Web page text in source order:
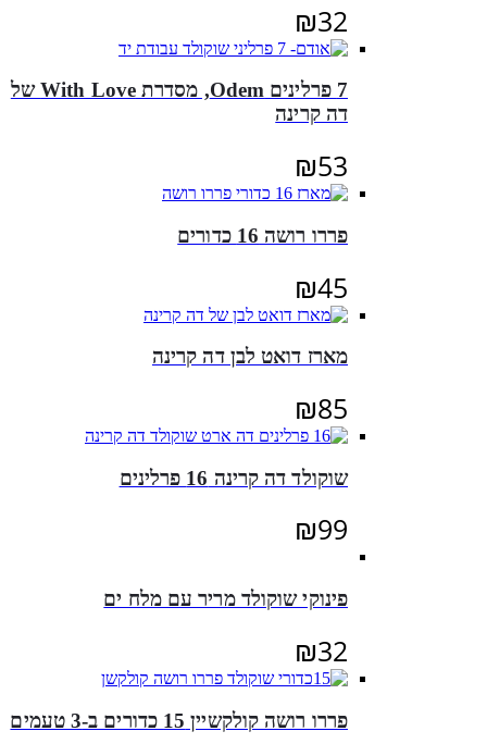
₪32
7 פרלינים Odem, מסדרת With Love של
דה קרינה
₪53
פררו רושה 16 כדורים
₪45
מארז דואט לבן דה קרינה
₪85
שוקולד דה קרינה 16 פרלינים
₪99
פינוקי שוקולד מריר עם מלח ים
₪32
פררו רושה קולקשיין 15 כדורים ב-3 טעמים